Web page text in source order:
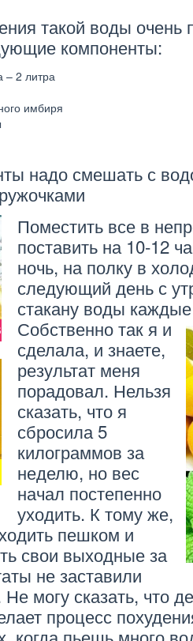
такой воды очень
компоненты:
– 2 литра
имбиря
надо смешать с
ОТЗЫВЫ
ДИЕТА НА ВОДЕ – ОТЗЫВ
ОТЗЫВЫ
БУТИЛИРОВАННАЯ ВОДА —
ОТЗЫВ
ОТЗЫВЫ
ВОДА
ОТЗЫВЫ
Поместить все в
поставить на 10-12
ночь, на полку в
следующий день с
стакану воды
Собственно так я и
сделала, и знаете,
результат меня
порадовал. Нельзя
сказать, что я
сбросила 5
килограммов за
неделю, но вес
начал постепенно
уходить. К тому же,
пешком и
свои выходные за
не заставили
могу сказать, что
процесс